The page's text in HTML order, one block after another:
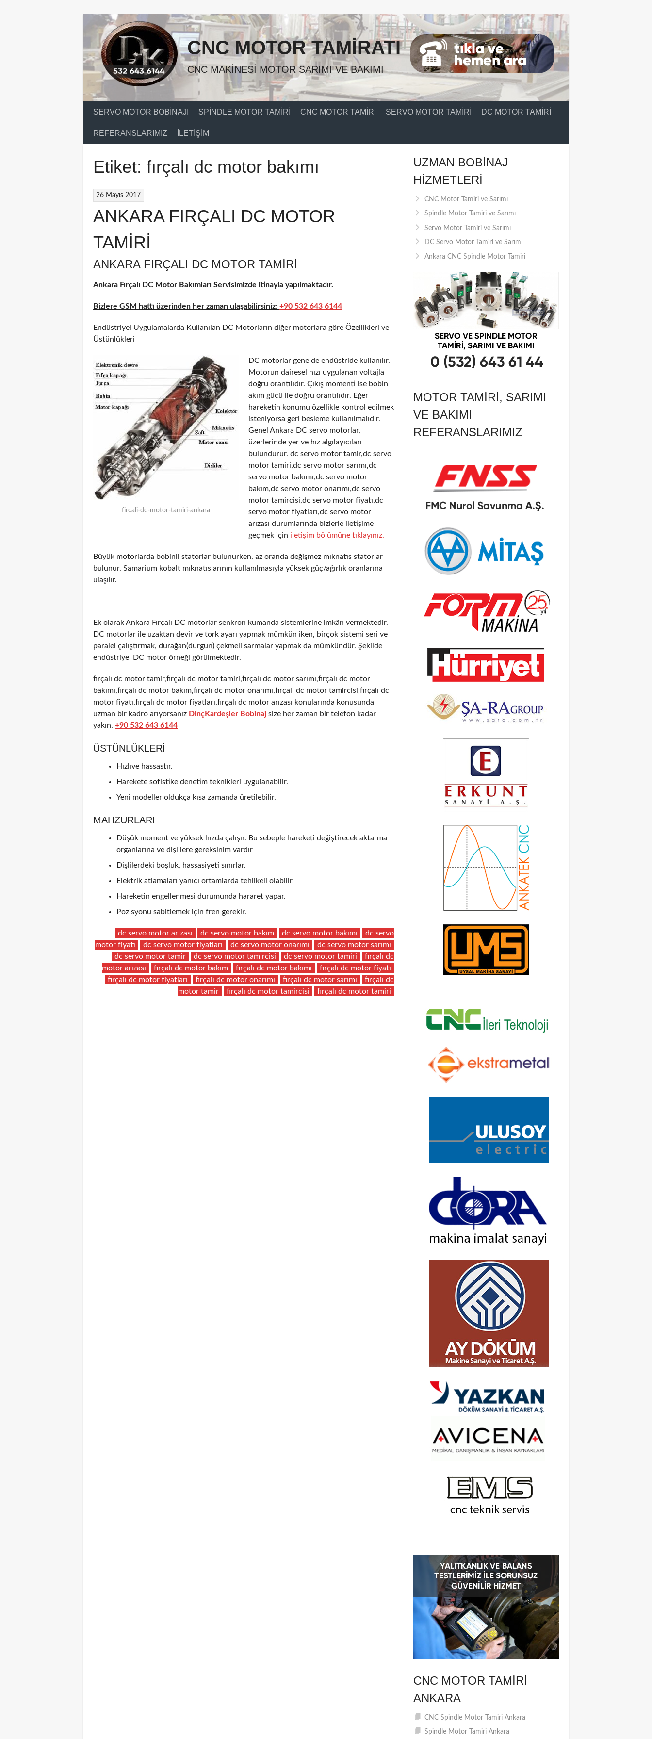
CNC MOTOR TAMIRATI
CNC MAKINESI MOTOR SARIMI VE BAKIMI
SERVO MOTOR BOBINAJI SPINDLE MOTOR TAMIRI CNC MOTOR TAMIRI SERVO MOTOR TAMIRI DC MOTOR TAMIRI
REFERANSLARIMIZ İLETIŞIM
Etiket: fırçalı dc motor bakımı
26 Mayıs 2017
ANKARA FIRÇALI DC MOTOR
TAMİRİ
ANKARA FIRÇALI DC MOTOR TAMIRI
Ankara Fırçalı DC Motor Bakımları Servisimizde itinayla yapılmaktadır.
Bizlere GSM hattı üzerinden her zaman ulaşabilirsiniz: +90 532 643 6144
Endüstriyel Uygulamalarda Kullanılan DC Motorların diğer motorlara göre Özellikleri ve
Üstünlükleri
fircali-dc-motor-tamiri-ankara
DC motorlar genelde endüstride kullanılır.
Motorun dairesel hızı uygulanan voltajla
doğru orantılıdır. Çıkış momenti ise bobin
akım gücü ile doğru orantılıdır. Eğer
hareketin konumu özellikle kontrol edilmek
isteniyorsa geri besleme kullanılmalıdır.
Genel Ankara DC servo motorlar,
üzerlerinde yer ve hız algılayıcıları
bulundurur. dc servo motor tamir,dc servo
motor tamiri,dc servo motor sarımı,dc
servo motor bakımı,dc servo motor
bakım,dc servo motor onarımı,dc servo
motor tamircisi,dc servo motor fiyatı,dc
servo motor fiyatları,dc servo motor
arızası durumlarında bizlerle iletişime
geçmek için iletişim bölümüne tıklayınız.
Büyük motorlarda bobinli statorlar bulunurken, az oranda değişmez mıknatıs statorlar
bulunur. Samarium kobalt mıknatıslarının kullanılmasıyla yüksek güç/ağırlık oranlarına
ulaşılır.
Ek olarak Ankara Fırçalı DC motorlar senkron kumanda sistemlerine imkân vermektedir.
DC motorlar ile uzaktan devir ve tork ayarı yapmak mümkün iken, birçok sistemi seri ve
paralel çalıştırmak, durağan(durgun) çekmeli sarmalar yapmak da mümkündür. Şekilde
endüstriyel DC motor örneği görülmektedir.
fırçalı dc motor tamir,fırçalı dc motor tamiri,fırçalı dc motor sarımı,fırçalı dc motor
bakımı,fırçalı dc motor bakım,fırçalı dc motor onarımı,fırçalı dc motor tamircisi,fırçalı dc
motor fiyatı,fırçalı dc motor fiyatları,fırçalı dc motor arızası konularında konusunda
uzman bir kadro arıyorsanız DinçKardeşler Bobinaj size her zaman bir telefon kadar
yakın. +90 532 643 6144
ÜSTÜNLÜKLERI
Hızlıve hassastır.
Harekete sofistike denetim teknikleri uygulanabilir.
Yeni modeller oldukça kısa zamanda üretilebilir.
MAHZURLARI
Düşük moment ve yüksek hızda çalışır. Bu sebeple hareketi değiştirecek aktarma
organlarına ve dişlilere gereksinim vardır
Dişlilerdeki boşluk, hassasiyeti sınırlar.
Elektrik atlamaları yanıcı ortamlarda tehlikeli olabilir.
Hareketin engellenmesi durumunda hararet yapar.
Pozisyonu sabitlemek için fren gerekir.
dc servo motor arızası dc servo motor bakım dc servo motor bakımı
dc servo
motor fiyatı
dc servo motor fiyatları dc servo motor onarımı
dc servo motor sarımı
dc servo motor tamir
dc servo motor tamircisi dc servo motor tamiri
fırçalı dc
motor arızası
fırçalı dc motor bakım fırçalı dc motor bakımı
fırçalı dc motor fiyatı
fırçalı dc motor fiyatları
fırçalı dc motor onarımı fırçalı dc motor sarımı
fırçalı dc
motor tamir
fırçalı dc motor tamircisi fırçalı dc motor tamiri
UZMAN BOBINAJ
HIZMETLERI
CNC Motor Tamiri ve Sarımı
Spindle Motor Tamiri ve Sarımı
Servo Motor Tamiri ve Sarımı
DC Servo Motor Tamiri ve Sarımı
Ankara CNC Spindle Motor Tamiri
MOTOR TAMIRI, SARIMI
VE BAKIMI
REFERANSLARIMIZ
CNC MOTOR TAMIRI
ANKARA
CNC Spindle Motor Tamiri Ankara
Spindle Motor Tamiri Ankara